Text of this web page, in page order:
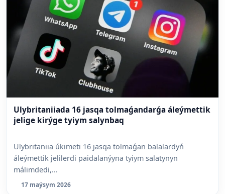
Ulybritaniiada 16 jasqa tolmaǵandarǵa áleýmettik
jelige kirýge tyiym salynbaq
Ulybritaniia úkimeti 16 jasqa tolmaǵan balalardyń
áleýmettik jelilerdi paidalanýyna tyiym salatynyn
málimdedi,...
17 maýsym 2026